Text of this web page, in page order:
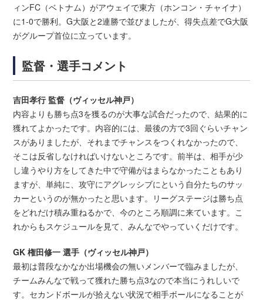
ィンFC（ベトナム）がアウェイで東方（ホンコン・チャイナ）
に1-0で勝利。G大阪と2連勝で並びましたが、得失点差でG大阪
がグループ首位に立っています。
監督・選手コメント
吉田孝行 監督（ヴィッセル神戸）
内容よりも勝ち点3を獲るのが大事な試合だったので、結果的に
獲れてよかったです。内容的には、最後の方で3回ぐらいチャン
スがありましたが、それまでチャンスをつくれなかったので、
そこは反省しなければいけないところです。前半は、相手が少
し違うやり方をしてきた中で守備がはまらなかったこともあり
ますが、単純に、攻守にアグレッシブにという自分たちのサッ
カーというのが無かったと思います。リーグステージは勝ち点
をどれだけ積み重ねるかで、今のところ順調に来ています。こ
れからもスケジュールを見て、みんなでやっていくだけです。
GK 権田修一 選手（ヴィッセル神戸）
最初は普段なかなか出場機会の無いメンバーで臨みましたが、
チームみんなで戦って獲れた勝ち点3なので本当にうれしいで
す。セカンドボールが拾えない状況で相手ボールになることが